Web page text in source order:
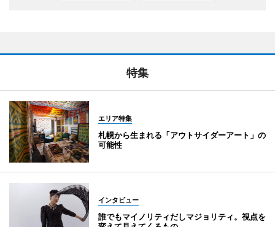
特集
エリア特集
札幌から生まれる「アウトサイダーアート」の
可能性
インタビュー
誰でもマイノリティだしマジョリティ。視点を